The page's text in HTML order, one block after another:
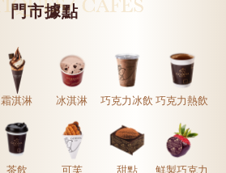
松露禮盒
巧克力珠寶禮盒
童趣系列
婚禮系列
綜合巧克力
Cafe
門市據點
霜淇淋 冰淇淋 巧克力冰飲 巧克力熱飲
茶飲 可芙 甜點 鮮製巧克力